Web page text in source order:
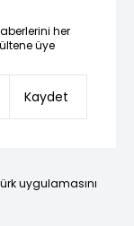
her
üye
Kaydet
uygulamasını